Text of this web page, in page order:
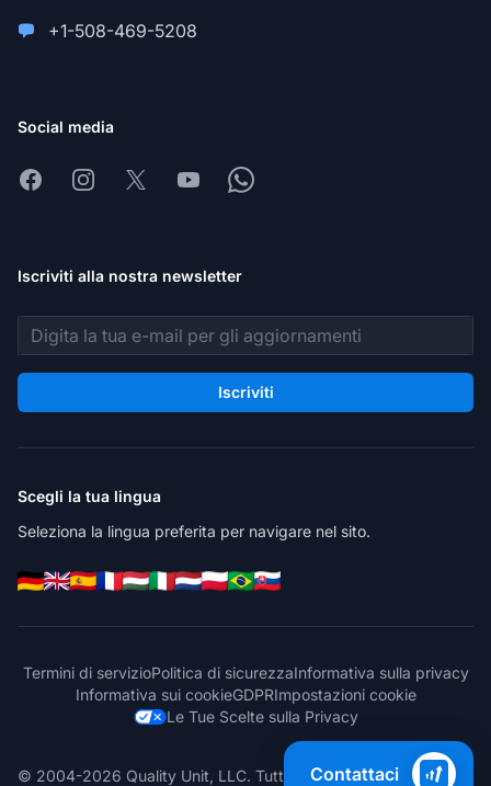
+1-508-469-5208
Social media
FacebookInstagram
X YoutubeWhatsapp
Iscriviti alla nostra newsletter
Indirizzo email
Iscriviti
Scegli la tua lingua
Seleziona la lingua preferita per navigare nel sito.
Termini di servizioPolitica di sicurezzaInformativa sulla privacy
Informativa sui cookieGDPRImpostazioni cookie
Le Tue Scelte sulla Privacy
© 2004-2026 Quality Unit, LLC. Tutti i diritti riservati.
Contattaci